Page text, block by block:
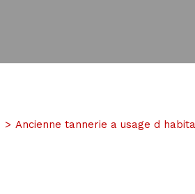
Ancienne tannerie a usage d